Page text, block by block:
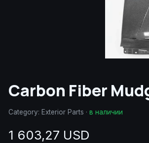
Carbon Fiber
Category: Exterior Parts · в наличии
1 603,27 USD